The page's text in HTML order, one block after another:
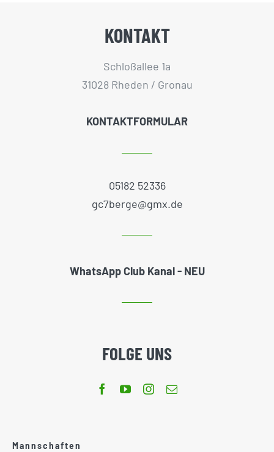
KONTAKT
Schloßallee 1a
31028 Rheden / Gronau
KONTAKTFORMULAR
05182 52336
gc7berge@gmx.de
WhatsApp Club Kanal - NEU
FOLGE UNS
Mannschaften